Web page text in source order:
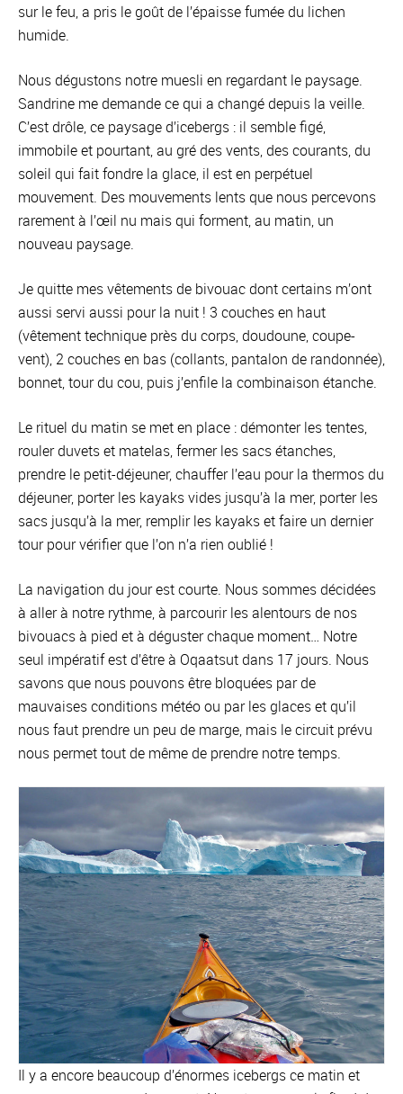
sur le feu, a pris le goût de l’épaisse fumée du lichen
humide.
Nous dégustons notre muesli en regardant le paysage.
Sandrine me demande ce qui a changé depuis la veille.
C’est drôle, ce paysage d’icebergs : il semble figé,
immobile et pourtant, au gré des vents, des courants, du
soleil qui fait fondre la glace, il est en perpétuel
mouvement. Des mouvements lents que nous percevons
rarement à l’œil nu mais qui forment, au matin, un
nouveau paysage.
Je quitte mes vêtements de bivouac dont certains m’ont
aussi servi aussi pour la nuit ! 3 couches en haut
(vêtement technique près du corps, doudoune, coupe-
vent), 2 couches en bas (collants, pantalon de randonnée),
bonnet, tour du cou, puis j’enfile la combinaison étanche.
Le rituel du matin se met en place : démonter les tentes,
rouler duvets et matelas, fermer les sacs étanches,
prendre le petit-déjeuner, chauffer l’eau pour la thermos du
déjeuner, porter les kayaks vides jusqu’à la mer, porter les
sacs jusqu’à la mer, remplir les kayaks et faire un dernier
tour pour vérifier que l’on n’a rien oublié !
La navigation du jour est courte. Nous sommes décidées
à aller à notre rythme, à parcourir les alentours de nos
bivouacs à pied et à déguster chaque moment… Notre
seul impératif est d’être à Oqaatsut dans 17 jours. Nous
savons que nous pouvons être bloquées par de
mauvaises conditions météo ou par les glaces et qu’il
nous faut prendre un peu de marge, mais le circuit prévu
nous permet tout de même de prendre notre temps.
Il y a encore beaucoup d’énormes icebergs ce matin et